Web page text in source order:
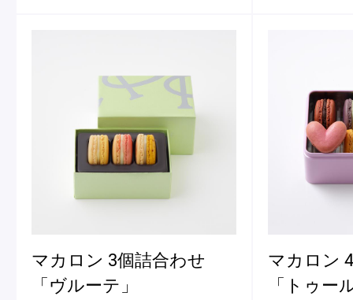
マカロン 3個詰合わせ
「ヴルーテ」
マカロン
「トゥー